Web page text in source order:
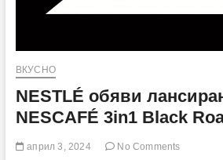
ВКУСНО
NESTLÉ обяви
NESCAFÉ 3in1 Black
април 3, 2024 No Comments